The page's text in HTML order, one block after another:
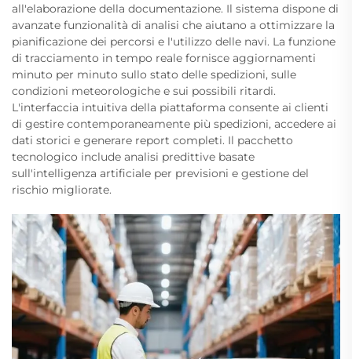
all'elaborazione della documentazione. Il sistema dispone di
avanzate funzionalità di analisi che aiutano a ottimizzare la
pianificazione dei percorsi e l'utilizzo delle navi. La funzione
di tracciamento in tempo reale fornisce aggiornamenti
minuto per minuto sullo stato delle spedizioni, sulle
condizioni meteorologiche e sui possibili ritardi.
L'interfaccia intuitiva della piattaforma consente ai clienti
di gestire contemporaneamente più spedizioni, accedere ai
dati storici e generare report completi. Il pacchetto
tecnologico include analisi predittive basate
sull'intelligenza artificiale per previsioni e gestione del
rischio migliorate.